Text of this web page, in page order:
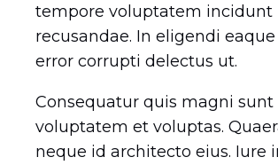
tempore voluptatem incidunt
recusandae. In eligendi
error corrupti delectus ut.
Consequatur quis magni sunt
voluptatem et voluptas.
neque id architecto eius. Iure